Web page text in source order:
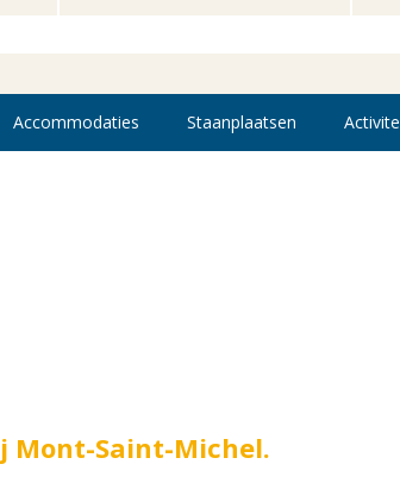
Accommodaties Staanplaatsen
Mont-Saint-Michel.